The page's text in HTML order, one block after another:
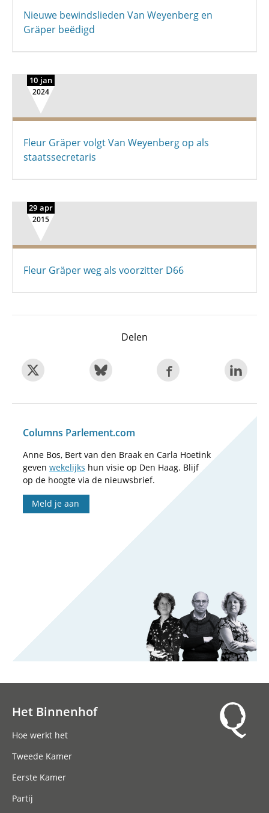
Nieuwe bewindslieden Van Weyenberg en
Gräper beëdigd
10 jan
2024
Fleur Gräper volgt Van Weyenberg op als
staatssecretaris
29 apr
2015
Fleur Gräper weg als voorzitter D66
Delen
Columns Parlement.com
Anne Bos, Bert van den Braak en Carla Hoetink
geven wekelijks hun visie op Den Haag. Blijf
op de hoogte via de nieuwsbrief.
Meld je aan
Het Binnenhof
Hoe werkt het
Tweede Kamer
Eerste Kamer
Partij